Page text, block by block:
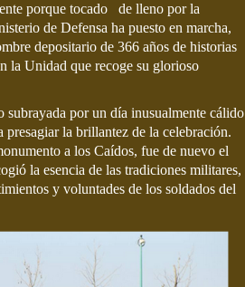
porque tocado de lleno por la
de Defensa ha puesto en marcha,
depositario de 366 años de historias
la Unidad que recoge su glorioso
subrayada por un día inusualmente cálido
la brillantez de la celebración.
a los Caídos, fue de nuevo el
la esencia de las tradiciones militares,
y voluntades de los soldados del